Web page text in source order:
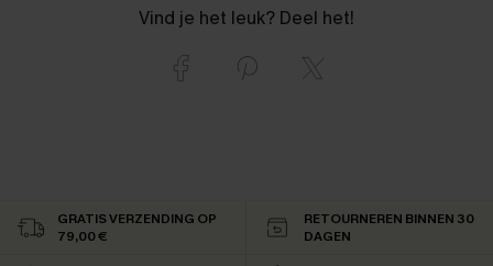
Vind je het leuk? Deel het!
GRATIS VERZENDING OP
79,00 €
RETOURNEREN BINNEN 30
DAGEN